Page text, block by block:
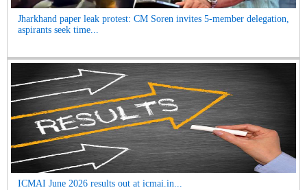
Jharkhand paper leak protest: CM Soren invites 5-member delegation,
aspirants seek time...
ICMAI June 2026 results out at icmai.in...